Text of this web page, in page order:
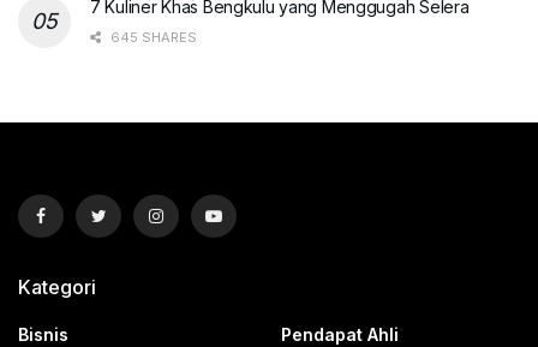
7 Kuliner Khas Bengkulu yang Menggugah Selera
645 SHARES
Kategori
Bisnis
Pendapat Ahli